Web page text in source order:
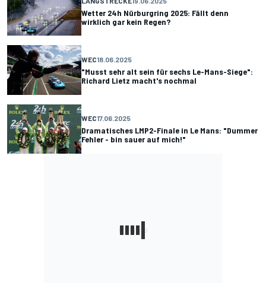
Wetter 24h Nürburgring 2025: Fällt denn
wirklich gar kein Regen?
WEC18.06.2025
"Musst sehr alt sein für sechs Le-Mans-Siege":
Richard Lietz macht's nochmal
WEC17.06.2025
Dramatisches LMP2-Finale in Le Mans: "Dummer
Fehler - bin sauer auf mich!"